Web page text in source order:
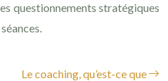
questionnements stratégiques
Le coaching, qu’est-ce que